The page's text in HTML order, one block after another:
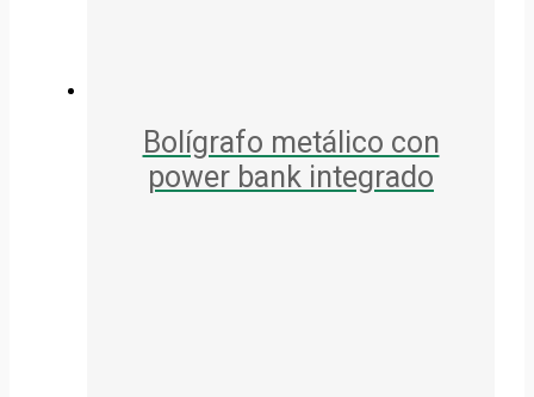
Bolígrafo metálico con
power bank integrado